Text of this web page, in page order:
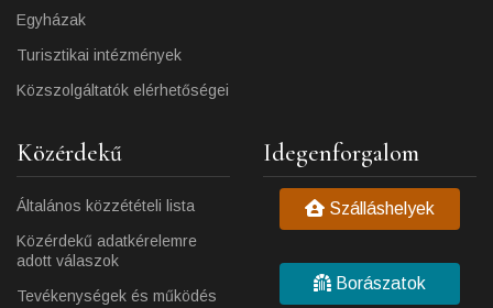
Egyházak
Turisztikai intézmények
Közszolgáltatók elérhetőségei
Közérdekű
Általános közzétételi lista
Közérdekű adatkérelemre
adott válaszok
Tevékenységek és működés
Idegenforgalom
Szálláshelyek
Borászatok